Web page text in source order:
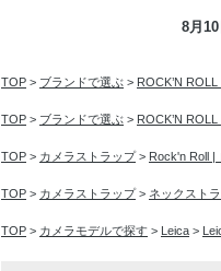
8月
TOP > ブランドで選ぶ > ROCK’N
TOP > ブランドで選ぶ > ROCK’N
TOP > カメラストラップ> Rock'n Roll |
TOP > カメラストラップ> ネックスト
TOP > カメラモデルで探す > Leica >